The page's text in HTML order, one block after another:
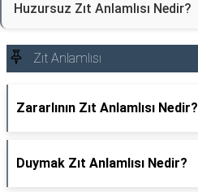
Huzursuz Zıt Anlamlısı Nedir?
Zıt Anlamlısı
Zararlının Zıt Anlamlısı Nedir?
Duymak Zıt Anlamlısı Nedir?